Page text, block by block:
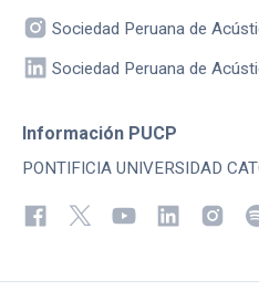
Sociedad Peruana de
Sociedad Peruana de
Información PUCP
PONTIFICIA UNIVERSIDAD